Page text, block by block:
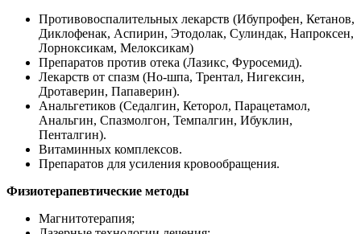
Противовоспалительных лекарств (Ибупрофен, Кетанов,
Диклофенак, Аспирин, Этодолак, Сулиндак, Напроксен,
Лорноксикам, Мелоксикам)
Препаратов против отека (Лазикс, Фуросемид).
Лекарств от спазм (Но-шпа, Трентал, Нигексин,
Дротаверин, Папаверин).
Анальгетиков (Седалгин, Кеторол, Парацетамол,
Анальгин, Спазмолгон, Темпалгин, Ибуклин,
Пенталгин).
Витаминных комплексов.
Препаратов для усиления кровообращения.
Физиотерапевтические методы
Магнитотерапия;